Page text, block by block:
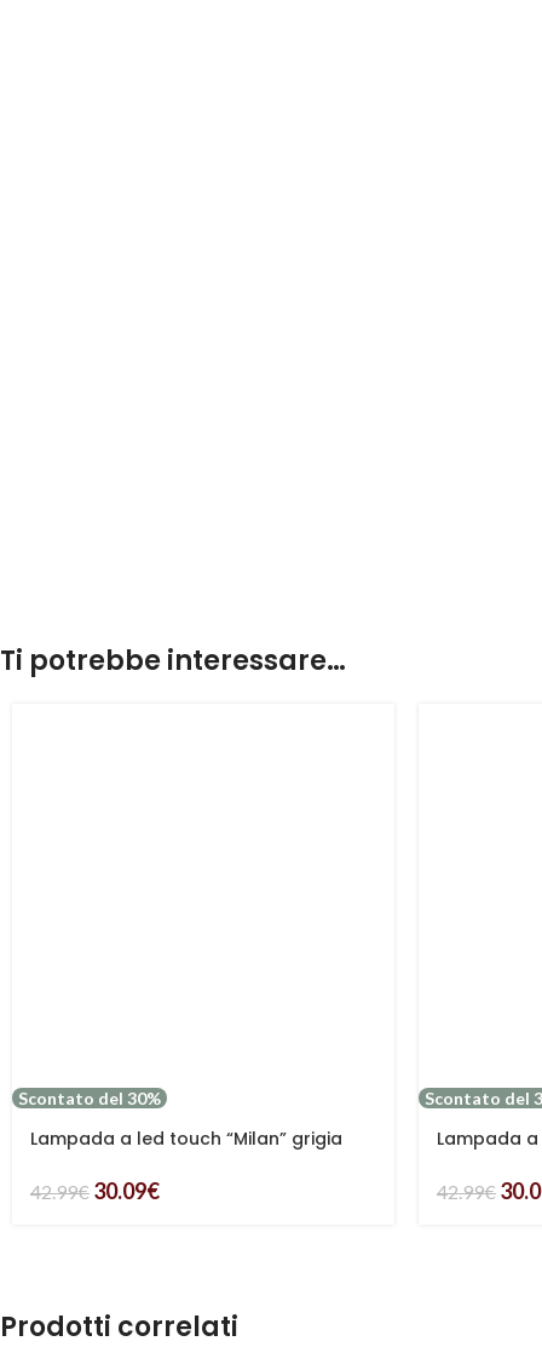
Ti potrebbe interessare…
Scontato del 30%
Lampada a led touch “Milan” grigia
42.99€ 30.09€
Scontato del
Lampada
42.99€
Prodotti correlati